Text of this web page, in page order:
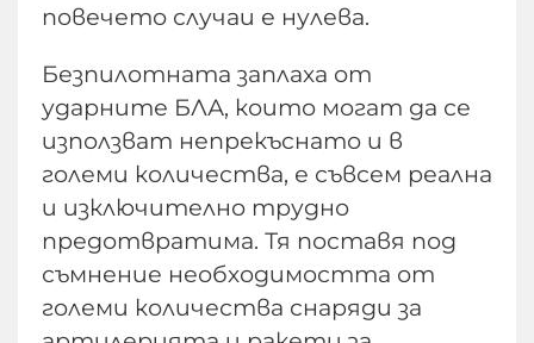
повечето случаи е нулева.
Безпилотната заплаха от
ударните БЛА, които могат да се
използват непрекъснато и в
големи количества, е съвсем реална
и изключително трудно
предотвратима. Тя поставя под
съмнение необходимостта от
големи количества снаряди за